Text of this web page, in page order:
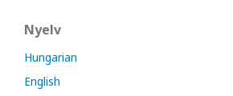
Nyelv
Hungarian
English